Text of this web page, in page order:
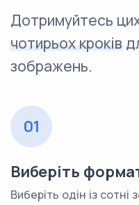
Дотримуйтесь
чотирьох кроків
зображень.
01
Виберіть
Виберіть одін із